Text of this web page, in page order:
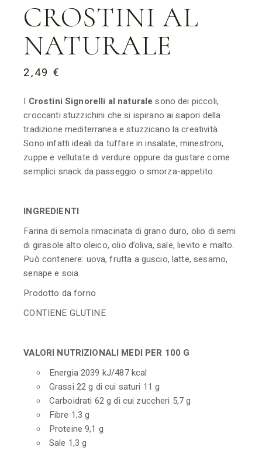
CROSTINI AL
NATURALE
2,49 €
I Crostini Signorelli al naturale sono dei piccoli,
croccanti stuzzichini che si ispirano ai sapori della
tradizione mediterranea e stuzzicano la creatività.
Sono infatti ideali da tuffare in insalate, minestroni,
zuppe e vellutate di verdure oppure da gustare come
semplici snack da passeggio o smorza-appetito.
INGREDIENTI
Farina di semola rimacinata di grano duro, olio di semi
di girasole alto oleico, olio d’oliva, sale, lievito e malto.
Può contenere: uova, frutta a guscio, latte, sesamo,
senape e soia.
Prodotto da forno
CONTIENE GLUTINE
VALORI NUTRIZIONALI MEDI PER 100 G
Energia 2039 kJ/487 kcal
Grassi 22 g di cui saturi 11 g
Carboidrati 62 g di cui zuccheri 5,7 g
Fibre 1,3 g
Proteine 9,1 g
Sale 1,3 g